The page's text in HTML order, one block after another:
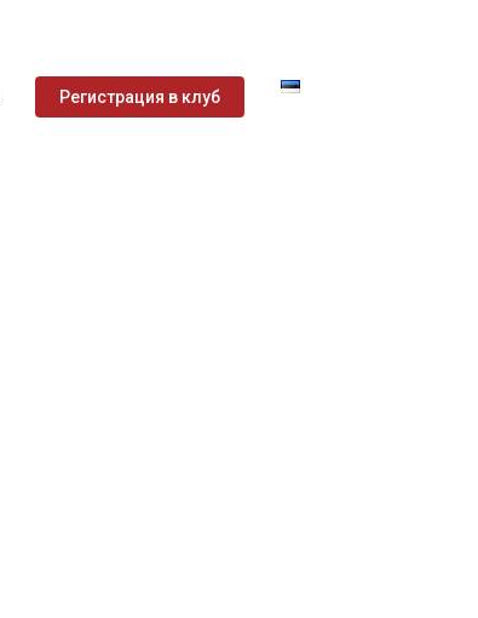
Регистрация в клуб